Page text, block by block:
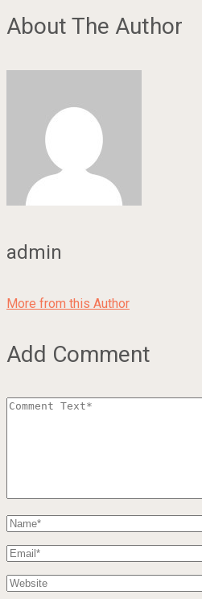
About The Author
admin
More from this Author
Add Comment